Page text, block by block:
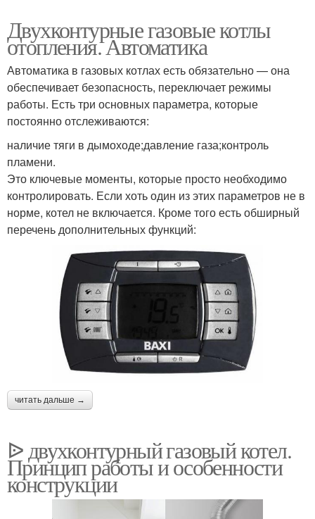
Двухконтурные газовые котлы
отопления. Автоматика
Автоматика в газовых котлах есть обязательно — она
обеспечивает безопасность, переключает режимы
работы. Есть три основных параметра, которые
постоянно отслеживаются:
наличие тяги в дымоходе;давление газа;контроль
пламени.
Это ключевые моменты, которые просто необходимо
контролировать. Если хоть один из этих параметров не в
норме, котел не включается. Кроме того есть обширный
перечень дополнительных функций:
читать дальше →
ᐉ двухконтурный газовый котел.
Принцип работы и особенности
конструкции